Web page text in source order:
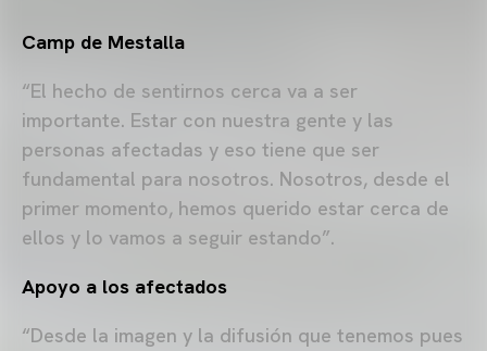
Camp de Mestalla
“El hecho de sentirnos cerca va a ser
importante. Estar con nuestra gente y las
personas afectadas y eso tiene que ser
fundamental para nosotros. Nosotros, desde el
primer momento, hemos querido estar cerca de
ellos y lo vamos a seguir estando”.
Apoyo a los afectados
“Desde la imagen y la difusión que tenemos pues